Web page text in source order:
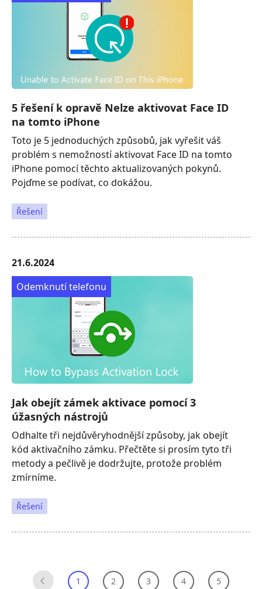
5 řešení k opravě Nelze aktivovat Face ID
na tomto iPhone
Toto je 5 jednoduchých způsobů, jak vyřešit váš
problém s nemožností aktivovat Face ID na tomto
iPhone pomocí těchto aktualizovaných pokynů.
Pojďme se podívat, co dokážou.
Řešení
Odemknutí telefonu
Jak obejít zámek aktivace pomocí 3
úžasných nástrojů
Odhalte tři nejdůvěryhodnější způsoby, jak obejít
kód aktivačního zámku. Přečtěte si prosím tyto tři
metody a pečlivě je dodržujte, protože problém
zmírníme.
Řešení
21.6.2024
1 2 3 4 5